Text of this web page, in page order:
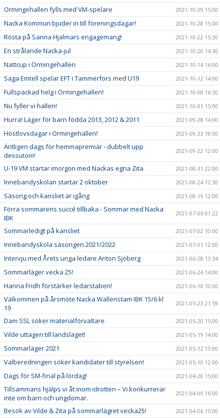
Ormingehallen fylls med VM-spelare 2021-10-29 15:00
Nacka Kommun bjuder in till föreningsdagar! 2021-10-28 15:00
Rösta på Sanna Hjalmars engagemang! 2021-10-22 15:30
En strålande Nacka-jul 2021-10-20 14:30
Nattcup i Ormingehallen 2021-10-14 16:00
Saga Emtell spelar EFT i Tammerfors med U19 2021-10-12 14:00
Fullspäckad helg i Ormingehallen! 2021-10-08 16:30
Nu fyller vi hallen! 2021-10-01 15:00
Hurra! Läger för barn födda 2013, 2012 & 2011 2021-09-28 14:00
Höstlovsdagar i Ormingehallen! 2021-09-23 18:00
Äntligen dags för hemmapremiär - dubbelt upp
dessutom!
2021-09-22 12:00
U-19 VM startar imorgon med Nackas egna Zita 2021-08-31 22:00
Innebandyskolan startar 2 oktober 2021-08-24 12:30
Säsong och kansliet är igång 2021-08-19 12:00
Förra sommarens succé tillbaka - Sommar med Nacka
IBK
2021-07-06 01:22
Sommarledigt på kansliet 2021-07-02 10:00
Innebandyskola säsongen 2021/2022 2021-07-01 12:00
Intervju med Årets unga ledare Anton Sjöberg 2021-06-28 13:34
Sommarläger vecka 25! 2021-06-24 14:00
Hanna Fridh förstärker ledarstaben! 2021-06-10 10:00
Välkommen på årsmöte Nacka Wallenstam IBK 15/6 kl
19
2021-05-23 21:59
Dam SSL söker materialförvaltare 2021-05-20 15:00
Vilde uttagen till landslaget! 2021-05-19 14:00
Sommarläger 2021 2021-05-12 13:00
Valberedningen söker kandidater till styrelsen! 2021-05-10 12:00
Dags för SM-final på lördag! 2021-04-20 15:00
Tillsammans hjälps vi åt inom idrotten – Vi konkurrerar
inte om barn och ungdomar.
2021-04-09 16:00
Besök av Vilde & Zita på sommarlägret vecka25! 2021-04-06 15:00